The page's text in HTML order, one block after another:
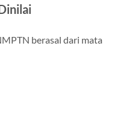
berasal dari mata